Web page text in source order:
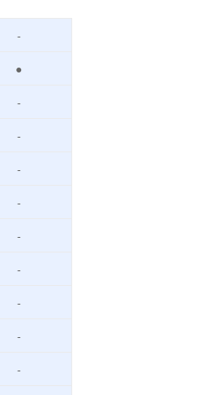
-
●
-
-
-
-
-
-
-
-
-